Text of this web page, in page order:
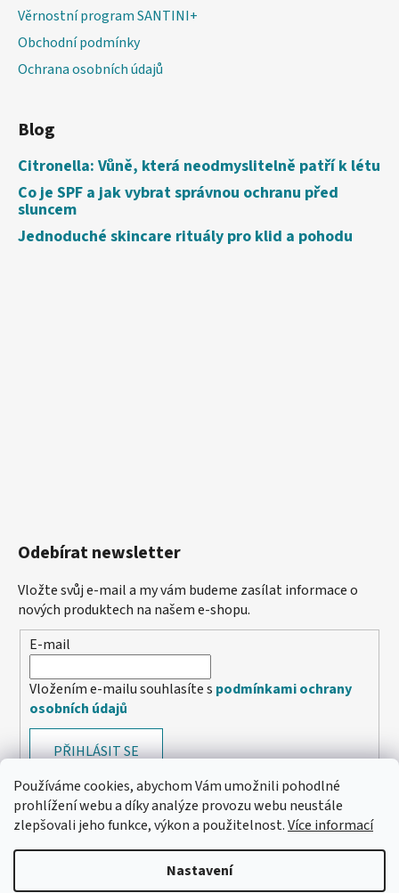
Používáme cookies, abychom Vám umožnili pohodlné
prohlížení webu a díky analýze provozu webu neustále
zlepšovali jeho funkce, výkon a použitelnost.Více informací
Nastavení
Věrnostní program SANTINI+
Obchodní podmínky
Ochrana osobních údajů
Blog
Citronella: Vůně, která neodmyslitelně patří k létu
Co je SPF a jak vybrat správnou ochranu před
sluncem
Jednoduché skincare rituály pro klid a pohodu
Odebírat newsletter
Vložte svůj e-mail a my vám budeme zasílat informace o
nových produktech na našem e-shopu.
E-mail
Vložením e-mailu souhlasíte s podmínkami ochrany
osobních údajů
PŘIHLÁSIT SE